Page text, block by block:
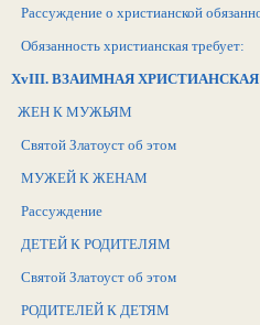
Рассуждение о христианской
Обязанность христианская требует:
XvIII. ВЗАИМНАЯ
ЖЕН К МУЖЬЯМ
Святой Златоуст об этом
МУЖЕЙ К ЖЕНАМ
Рассуждение
ДЕТЕЙ К РОДИТЕЛЯМ
Святой Златоуст об этом
РОДИТЕЛЕЙ К ДЕТЯМ